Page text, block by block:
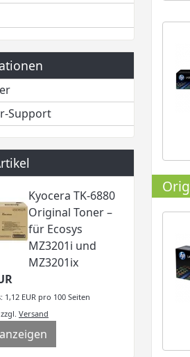
Support
Kyocera TK-6880
Original Toner –
für Ecosys
MZ3201i und
MZ3201ix
EUR pro 100 Seiten
zzgl. Versand